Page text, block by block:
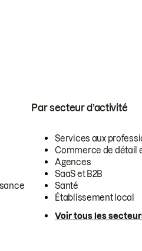
Par secteur d’activité
Services aux
Commerce de détail
Agences
SaaS et B2B
Santé
Établissement local
Voir tous les